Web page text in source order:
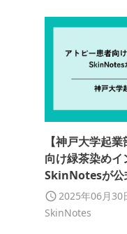
【神戸大学起
向け緑茶染め
SkinNotesが公
2025年06月30
SkinNotes